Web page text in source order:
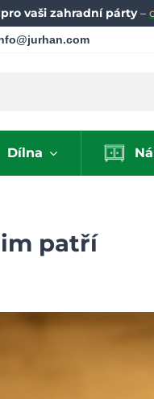
vaši zahradní párty–
Dílna
patří